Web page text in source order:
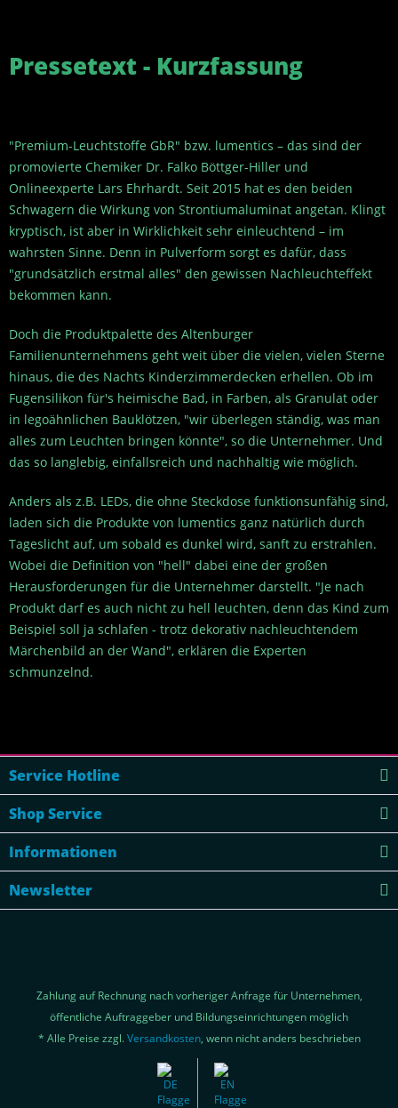
Pressetext - Kurzfassung
"Premium-Leuchtstoffe GbR" bzw. lumentics – das sind der
promovierte Chemiker Dr. Falko Böttger-Hiller und
Onlineexperte Lars Ehrhardt. Seit 2015 hat es den beiden
Schwagern die Wirkung von Strontiumaluminat angetan. Klingt
kryptisch, ist aber in Wirklichkeit sehr einleuchtend – im
wahrsten Sinne. Denn in Pulverform sorgt es dafür, dass
"grundsätzlich erstmal alles" den gewissen Nachleuchteffekt
bekommen kann.
Doch die Produktpalette des Altenburger
Familienunternehmens geht weit über die vielen, vielen Sterne
hinaus, die des Nachts Kinderzimmerdecken erhellen. Ob im
Fugensilikon für's heimische Bad, in Farben, als Granulat oder
in legoähnlichen Bauklötzen, "wir überlegen ständig, was man
alles zum Leuchten bringen könnte", so die Unternehmer. Und
das so langlebig, einfallsreich und nachhaltig wie möglich.
Anders als z.B. LEDs, die ohne Steckdose funktionsunfähig sind,
laden sich die Produkte von lumentics ganz natürlich durch
Tageslicht auf, um sobald es dunkel wird, sanft zu erstrahlen.
Wobei die Definition von "hell" dabei eine der großen
Herausforderungen für die Unternehmer darstellt. "Je nach
Produkt darf es auch nicht zu hell leuchten, denn das Kind zum
Beispiel soll ja schlafen - trotz dekorativ nachleuchtendem
Märchenbild an der Wand", erklären die Experten
schmunzelnd.
Service Hotline
Shop Service
Informationen
Newsletter
Zahlung auf Rechnung nach vorheriger Anfrage für Unternehmen,
öffentliche Auftraggeber und Bildungseinrichtungen möglich
* Alle Preise zzgl.Versandkosten, wenn nicht anders beschrieben